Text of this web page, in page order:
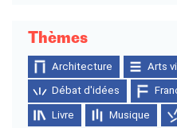
Thèmes
Architecture Arts
Débat d'idées
Livre Musique